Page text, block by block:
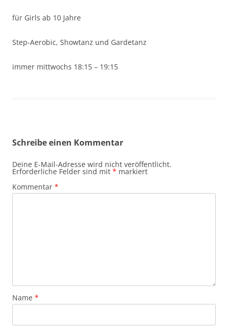
für Girls ab 10 Jahre
Step-Aerobic, Showtanz und Gardetanz
immer mittwochs 18:15 – 19:15
Schreibe einen Kommentar
Deine E-Mail-Adresse wird nicht veröffentlicht.
Erforderliche Felder sind mit * markiert
Kommentar *
Name *